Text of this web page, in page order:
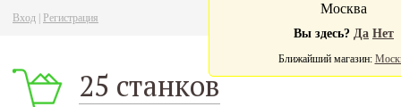
Вход Регистрация
25 станков
Москва
Вы здесь? Да Нет
Ближайший магазин: